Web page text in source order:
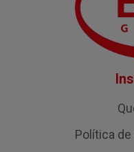
Política de